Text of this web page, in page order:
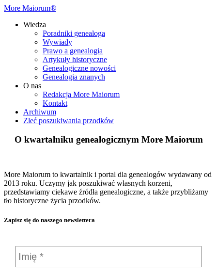
More Maiorum®
Wiedza
Poradniki genealoga
Wywiady
Prawo a genealogia
Artykuły historyczne
Genealogiczne nowości
Genealogia znanych
O nas
Redakcja More Maiorum
Kontakt
Archiwum
Zleć poszukiwania przodków
O kwartalniku genealogicznym More Maiorum
More Maiorum to kwartalnik i portal dla genealogów wydawany od
2013 roku. Uczymy jak poszukiwać własnych korzeni,
przedstawiamy ciekawe źródła genealogiczne, a także przybliżamy
tło historyczne życia przodków.
Zapisz się do naszego newslettera